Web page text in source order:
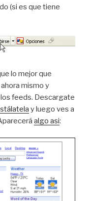
(si es que tiene
lo mejor que
ahora mismo y
feeds. Descargate
y luego ves a
algo asi: